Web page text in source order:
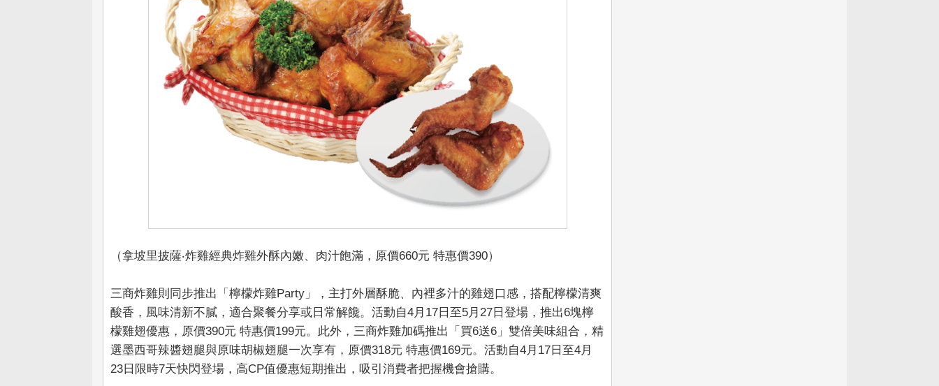
（拿坡里披薩‧炸雞經典炸雞外酥內嫩、肉汁飽滿，原價660元 特惠價390）
三商炸雞則同步推出「檸檬炸雞Party」，主打外層酥脆、內裡多汁的雞翅口感，搭配檸檬清爽
酸香，風味清新不膩，適合聚餐分享或日常解饞。活動自4月17日至5月27日登場，推出6塊檸
檬雞翅優惠，原價390元 特惠價199元。此外，三商炸雞加碼推出「買6送6」雙倍美味組合，精
選墨西哥辣醬翅腿與原味胡椒翅腿一次享有，原價318元 特惠價169元。活動自4月17日至4月
23日限時7天快閃登場，高CP值優惠短期推出，吸引消費者把握機會搶購。